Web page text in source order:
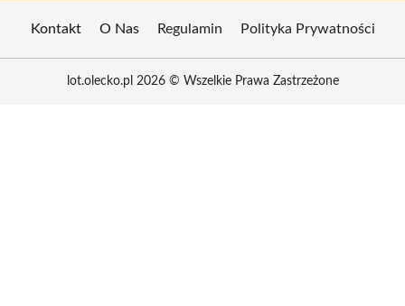
Kontakt O Nas Regulamin Polityka Prywatności
lot.olecko.pl 2026 © Wszelkie Prawa Zastrzeżone